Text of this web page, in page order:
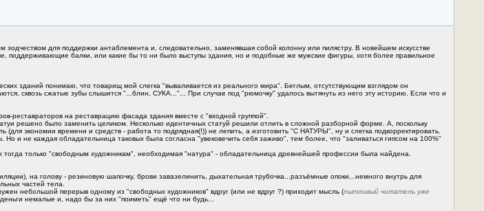
для поддержки антаблемента и, следовательно, заменявшая собой колонну или пилястру. В новейшем искусстве
поддерживающие балки, или какие бы то ни было выступы здания, но и подобные же мужские фигуры, хотя более правильное
зданий понимаю, что товарищ мой слегка "вываливается из реального мира". Беглым, отсутствующим взглядом он
сквозь сжатые зубы слышится "...блин, СУКА..."... При случае под "рюмочку" удалось вытянуть из него эту историю. Если что и
реставраторов на реставрацию фасада здания вместе с "входной группой".
решено было заменить целиком. Несколько идентичных статуй решили отлить в сложной разборной форме. А, поскольку
экономии времени и средств - работа то подрядная(!)) не лепить, а изготовить "С НАТУРЫ", ну и слегка подкорректировать.
и не каждая обладательница таковых была согласна "увековечить себя заживо", тем более, что "заливаться гипсом на 100%"
только "свободным художникам", необходимая "натура" - обладательница древнейшей профессии была найдена.
на голову - резиновую шапочку, брови завазелинить, дыхательная трубочка...разъёмные опоки...немного внутрь для
частей тела.
небольшой перерыв одному из "свободных художников" вдруг (или не вдруг ?) приходит мысль (пытливый читатель уже
немалые и, надо бы за них "поиметь" ещё что ни будь...